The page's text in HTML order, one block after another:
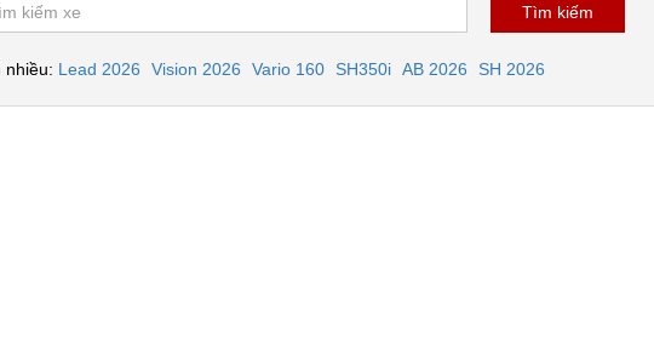
nhiều: Lead 2026 Vision 2026 Vario 160 SH350i AB 2026 SH 2026